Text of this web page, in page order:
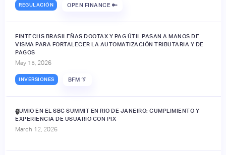
REGULACIÓN OPEN FINANCE 🔑
FINTECHS BRASILEÑAS DOOTAX Y PAG ÚTIL PASAN A MANOS DE
VISMA PARA FORTALECER LA AUTOMATIZACIÓN TRIBUTARIA Y DE
PAGOS
May 15, 2026
INVERSIONES BFM 👔
JUMIO EN EL SBC SUMMIT EN RIO DE JANEIRO: CUMPLIMIENTO Y
EXPERIENCIA DE USUARIO CON PIX
March 12, 2026
🔒